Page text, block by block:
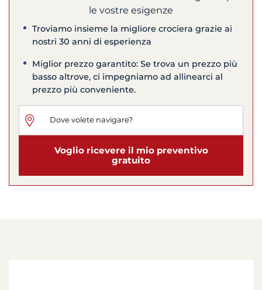
le vostre esigenze
Troviamo insieme la migliore crociera grazie ai
nostri 30 anni di esperienza
Miglior prezzo garantito: Se trova un prezzo più
basso altrove, ci impegniamo ad allinearci al
prezzo più conveniente.
Voglio ricevere il mio preventivo
gratuito